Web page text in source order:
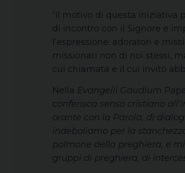
“Il motivo di questa iniziativa
di incontro con il Signore e
l’espressione: adoratori e
missionari non di noi stessi,
cui chiamata e il cui invito
Nella Evangelii Gaudium
conferisca senso cristiano
orante con la Parola, di
indeboliamo per la
polmone della preghiera, e
gruppi di preghiera, di